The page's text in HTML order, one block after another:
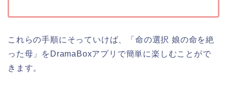
これらの手順にそっていけば、「命の選択 娘の命を絶
った母」をDramaBoxアプリで簡単に楽しむことがで
きます。